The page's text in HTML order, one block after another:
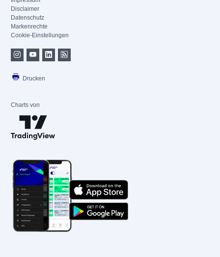
Disclaimer
Datenschutz
Markenrechte
Cookie-Einstellungen
Drucken
Charts von